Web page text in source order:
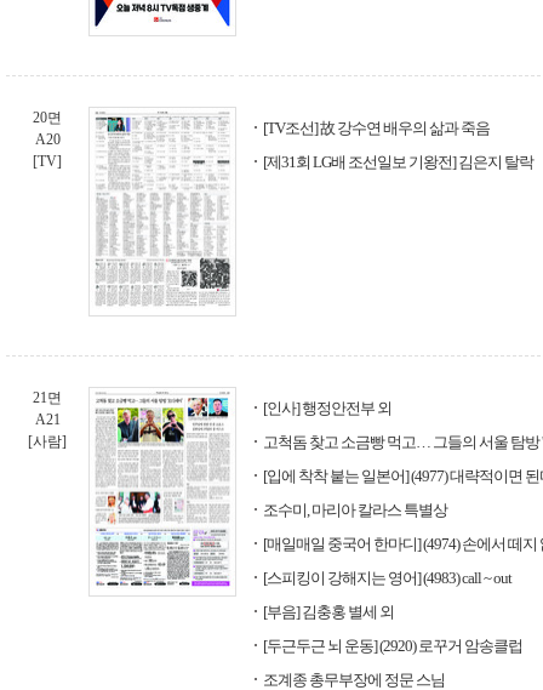
20면
A20
[TV]
[TV조선] 故 강수연 배우의 삶과 죽음
[제31회 LG배 조선일보 기왕전] 김은지 탈락
21면
A21
[사람]
[인사] 행정안전부 외
고척돔 찾고 소금빵 먹고… 그들의 서울 탐방
[입에 착착 붙는 일본어] (4977) 대략적이면 된
조수미, 마리아 칼라스 특별상
[매일매일 중국어 한마디] (4974) 손에서 떼지
[스피킹이 강해지는 영어] (4983) call ~ out
[부음] 김충홍 별세 외
[두근두근 뇌 운동] (2920) 로꾸거 암송클럽
조계종 총무부장에 정문 스님